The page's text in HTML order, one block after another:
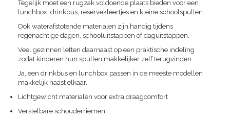
Tegelijk moet een rugzak voldoende plaats bieden voor een
lunchbox, drinkbus, reservekleertjes en kleine schoolspullen.
Ook waterafstotende materialen zijn handig tijdens
regenachtige dagen, schooluitstappen of daguitstappen.
Veel gezinnen letten daarnaast op een praktische indeling
zodat kinderen hun spullen makkelijker zelf terugvinden.
Ja, een drinkbus en lunchbox passen in de meeste modellen
makkelijk naast elkaar.
Lichtgewicht materialen voor extra draagcomfort
Verstelbare schouderriemen